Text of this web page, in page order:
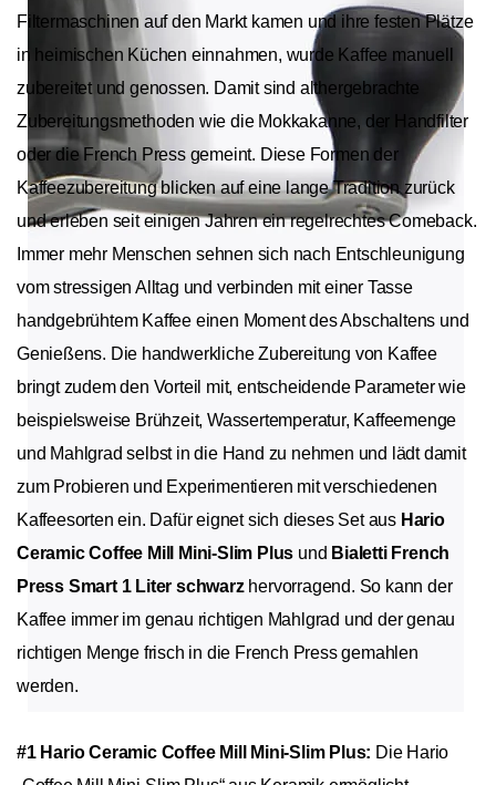
Filtermaschinen auf den Markt kamen und ihre festen Plätze
in heimischen Küchen einnahmen, wurde Kaffee manuell
zubereitet und genossen. Damit sind althergebrachte
Zubereitungsmethoden wie die Mokkakanne, der Handfilter
oder die French Press gemeint. Diese Formen der
Kaffeezubereitung blicken auf eine lange Tradition zurück
und erleben seit einigen Jahren ein regelrechtes Comeback.
Immer mehr Menschen sehnen sich nach Entschleunigung
vom stressigen Alltag und verbinden mit einer Tasse
handgebrühtem Kaffee einen Moment des Abschaltens und
Genießens. Die handwerkliche Zubereitung von Kaffee
bringt zudem den Vorteil mit, entscheidende Parameter wie
beispielsweise Brühzeit, Wassertemperatur, Kaffeemenge
und Mahlgrad selbst in die Hand zu nehmen und lädt damit
zum Probieren und Experimentieren mit verschiedenen
Kaffeesorten ein. Dafür eignet sich dieses Set aus Hario
Ceramic Coffee Mill Mini-Slim Plus und Bialetti French
Press Smart 1 Liter schwarzhervorragend. So kann der
Kaffee immer im genau richtigen Mahlgrad und der genau
richtigen Menge frisch in die French Press gemahlen
werden.
#1 Hario Ceramic Coffee Mill Mini-Slim Plus: Die Hario